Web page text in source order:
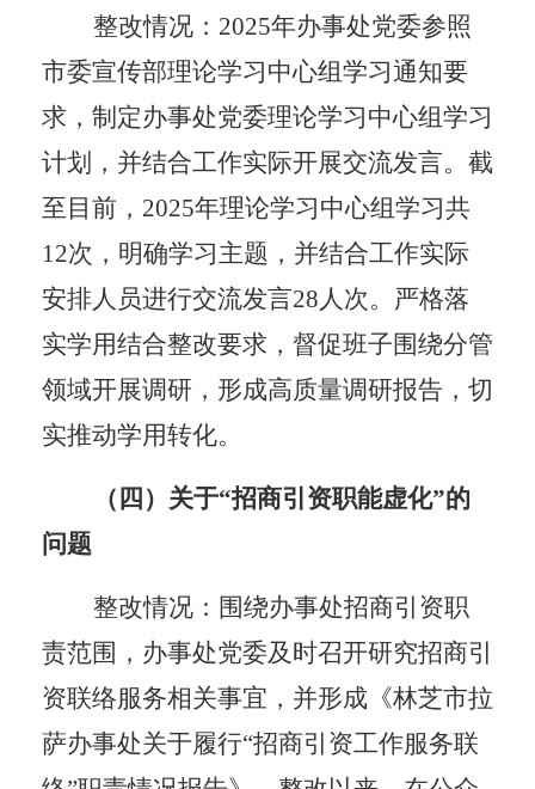
整改情况： 2025年办事处党委参照
市委宣传部理论学习中心组学习通知要
求，制定办事处党委理论学习中心组学习
计划，并结合工作实际开展交流发言。 截
至目前 ， 2025年理论学习中心组学习共
12次，明确学习主题，并结合工作实际
安排人员进行交流发言28人次。严格落
实学用结合整改要求，督促班子围绕分管
领域开展调研，形成高质量调研报告，切
实推动学用转化。
（四）关于“招商引资职能虚化”的
问题
整改情况： 围绕办事处招商引资职
责范围，办事处党委及时召开研究招商引
资联络服务相关事宜，并形成《林芝市拉
萨办事处关于履行“招商引资工作服务联